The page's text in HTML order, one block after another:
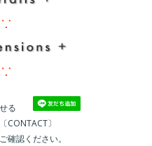
せる
〕
確認ください。